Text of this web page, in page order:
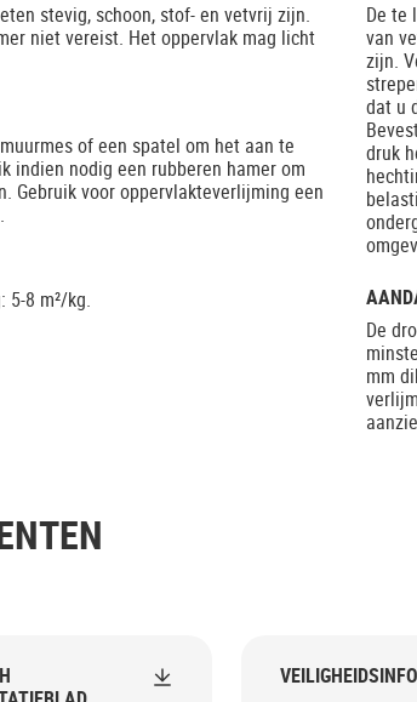
stevig, schoon, stof- en vetvrij zijn.
niet vereist. Het oppervlak mag licht
of een spatel om het aan te
indien nodig een rubberen hamer om
Gebruik voor oppervlakteverlijming een
5-8 m²/kg.
De te
van
zijn.
dat u
druk
De
mm